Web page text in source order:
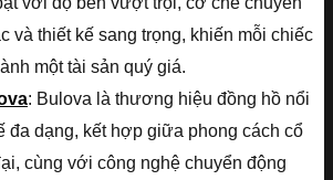
và thiết kế sang trọng, khiến mỗi chiếc
một tài sản quý giá.
: Bulova là thương hiệu đồng hồ nổi
đa dạng, kết hợp giữa phong cách cổ
cùng với công nghệ chuyển động